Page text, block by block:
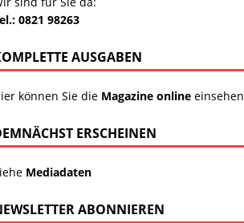
0821 98263
AUSGABEN
können Sie die Magazine onlineeinsehen
ERSCHEINEN
Mediadaten
ABONNIEREN